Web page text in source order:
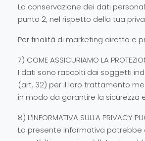
La conservazione dei dati
punto 2, nel rispetto della tua
Per finalità di marketing diretto e
7) COME ASSICURIAMO LA
I dati sono raccolti dai soggetti
(art. 32) per il loro trattamento
in modo da garantire la sicurezza
8) L’INFORMATIVA SULLA PRIVACY
La presente informativa potrebbe